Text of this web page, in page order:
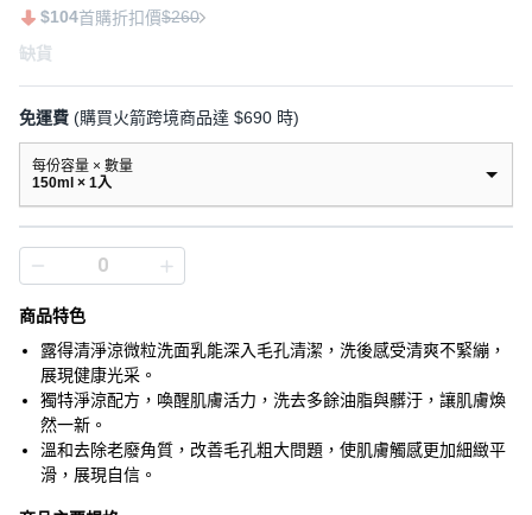
$104首購折扣價$260
缺貨
免運費 (購買火箭跨境商品達 $690 時)
每份容量 × 數量
150ml × 1入
商品特色
露得清淨涼微粒洗面乳能深入毛孔清潔，洗後感受清爽不緊繃，
展現健康光采。
獨特淨涼配方，喚醒肌膚活力，洗去多餘油脂與髒汙，讓肌膚煥
然一新。
溫和去除老廢角質，改善毛孔粗大問題，使肌膚觸感更加細緻平
滑，展現自信。